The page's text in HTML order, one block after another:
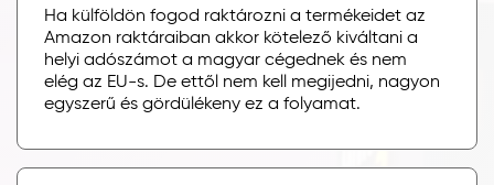
Ha külföldön fogod raktározni a termékeidet az
Amazon raktáraiban akkor kötelező kiváltani a
helyi adószámot a magyar cégednek és nem
elég az EU-s. De ettől nem kell megijedni, nagyon
egyszerű és gördülékeny ez a folyamat.